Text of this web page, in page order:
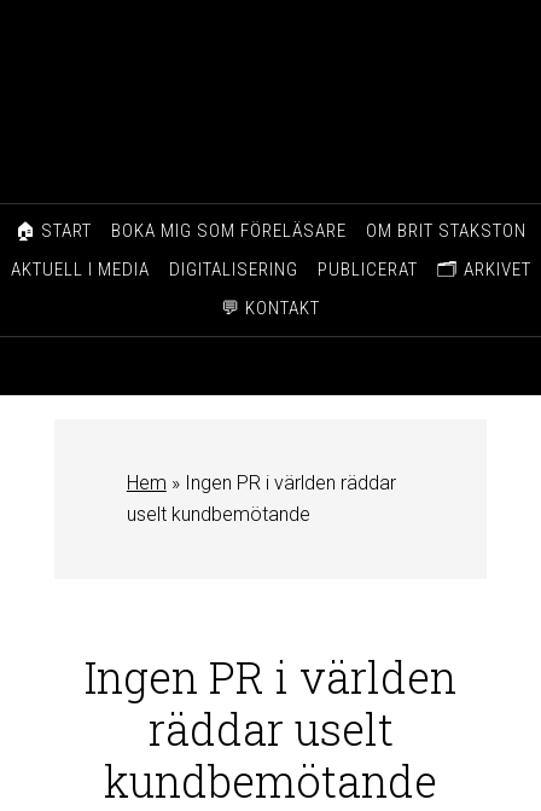
🏠 START BOKA MIG SOM FÖRELÄSARE
OM BRIT STAKSTON
AKTUELL I MEDIA
DIGITALISERING PUBLICERAT
🗂️ ARKIVET
💬 KONTAKT
Hem » Ingen PR i världen räddar
uselt kundbemötande
Ingen PR i världen
räddar uselt
kundbemötande